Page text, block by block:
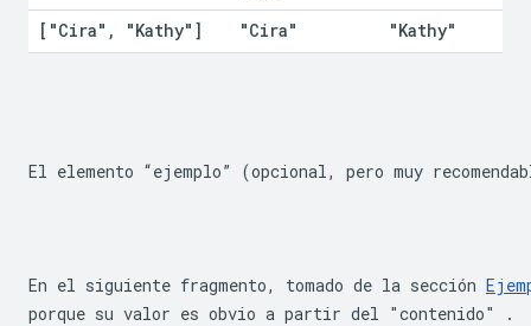
["Cira" , "Kathy"] "Cira" "Kathy"
El elemento “ejemplo” (opcional, pero muy
En el siguiente fragmento, tomado de la sección
porque su valor es obvio a partir del "contenido" .